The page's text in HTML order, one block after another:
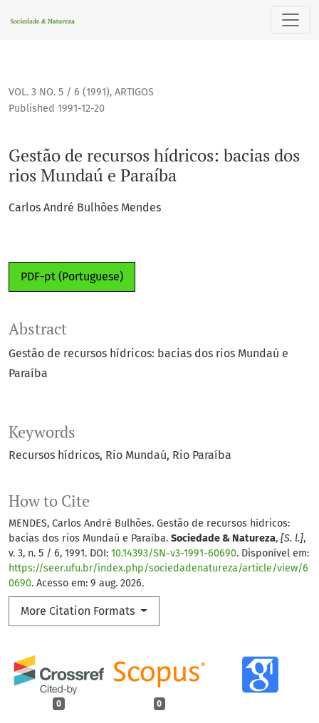
Gestão de recursos hídricos: bacias dos rios Mundaú e
VOL. 3 NO. 5 / 6 (1991), ARTIGOS
Gestão de recursos hídricos: bacias dos
rios Mundaú e Paraíba
Published 1991-12-20
Carlos André Bulhões Mendes
PDF-pt (Portuguese)
Keywords
Recursos hídricos Rio Mundaú Rio Paraíba
How to Cite
MENDES, Carlos André Bulhões. Gestão de recursos hídricos:
bacias dos rios Mundaú e Paraíba. Sociedade & Natureza, [S. l.],
v. 3, n. 5 / 6, 1991. DOI: 10.14393/SN-v3-1991-60690. Disponível em:
https://seer.ufu.br/index.php/sociedadenatureza/article/view/6
0690. Acesso em: 9 aug. 2026.
More Citation Formats
0 0
Abstract
Gestão de recursos hídricos: bacias dos rios Mundaú e
Paraíba